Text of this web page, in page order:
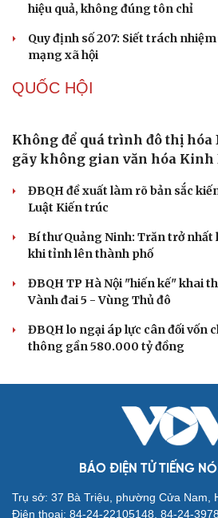
hiệu quả, không đúng tôn chỉ
Quy định số 207: Siết trách
mạng xã hội
QUỐC HỘI
Không để quá trình đô thị hóa
gãy không gian văn hóa Kinh
ĐBQH đề xuất làm rõ bản sắc
Luật Kiến trúc
Bí thư Quảng Ninh: Trăn trở nhất
khi tỉnh lên thành phố
ĐBQH TP Hà Nội "hiến kế" khai
Vành đai 5 - Vùng Thủ đô
ĐBQH lo ngại áp lực cân đối vốn
thông gần 580.000 tỷ đồng
BÁO ĐIỆN TỬ TIẾNG
Trụ sở: 37 Bà Triệu, phường Cửa Nam,
Điện thoại: 84-24-22105148, 84-24-